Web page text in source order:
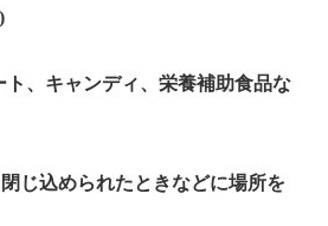
ト、キャンディ、栄養補助食品な
じ込められたときなどに場所を